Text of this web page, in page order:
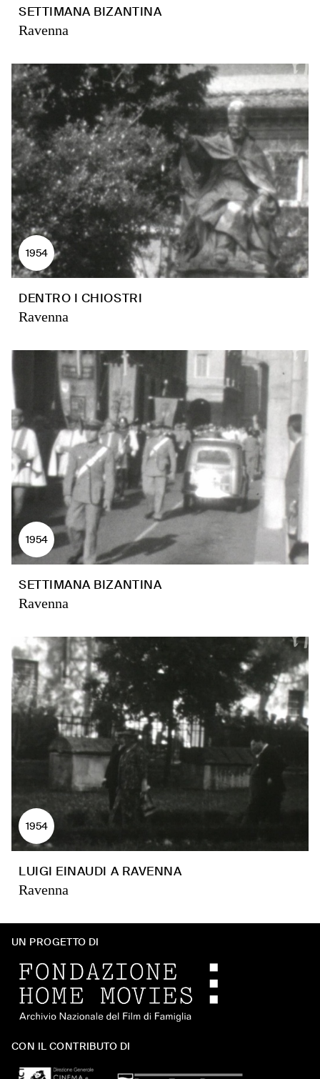
SETTIMANA BIZANTINA
Ravenna
1954
DENTRO I CHIOSTRI
Ravenna
1954
SETTIMANA BIZANTINA
Ravenna
1954
LUIGI EINAUDI A RAVENNA
Ravenna
UN PROGETTO DI
CON IL CONTRIBUTO DI